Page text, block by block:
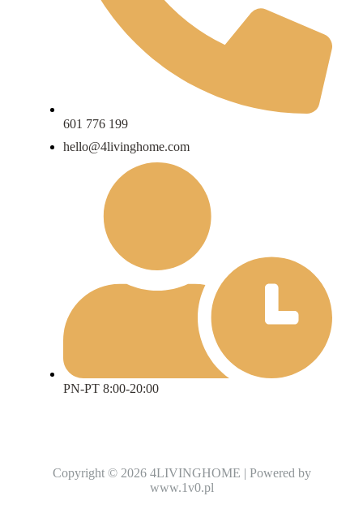
601 776 199
hello@4livinghome.com
PN-PT 8:00-20:00
Copyright © 2026 4LIVINGHOME | Powered by
www.1v0.pl